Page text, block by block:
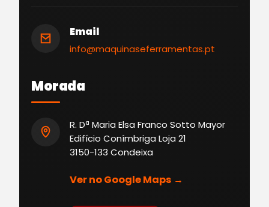
Email
info@maquinaseferramentas.pt
Morada
R. Dª Maria Elsa Franco Sotto Mayor
Edifício Conímbriga Loja 21
3150-133 Condeixa
Ver no Google Maps →